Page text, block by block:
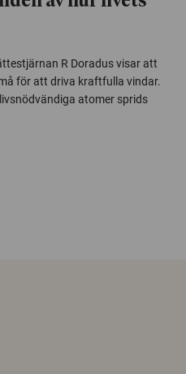
R Doradus visar att
för att driva kraftfulla vindar.
atomer sprids